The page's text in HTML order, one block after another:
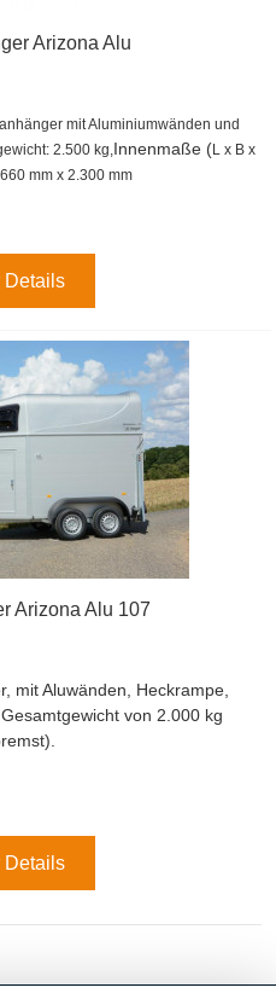
Arizona Alu
mit Aluminiumwänden und
2.500 kg,Innenmaße (L x B x
mm x 2.300 mm
Details
Arizona Alu 107
mit Aluwänden, Heckrampe,
von 2.000 kg
Details